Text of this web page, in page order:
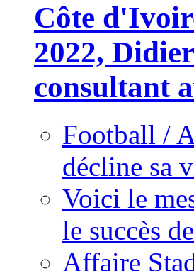
Côte
2022,
consultant
Football /
décline sa
Voici le
le succès
Affaire